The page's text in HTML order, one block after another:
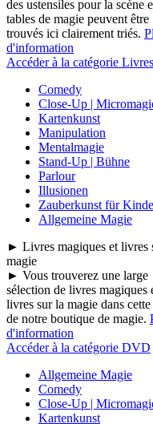
des ustensiles pour la scène
tables de magie peuvent être
trouvés ici clairement triés.
d'information
Accéder à la catégorie Livres
Comedy
Close-Up |
Kartenkunst
Manipulation
Mentalmagie
Stand-Up | Bühne
Parlour
Illusionen
Zauberkunst für
Allgemeine Magie
► Livres magiques et livres
magie
► Vous trouverez une large
sélection de livres magiques
livres sur la magie dans
de notre boutique de magie.
d'information
Accéder à la catégorie DVD
Allgemeine Magie
Comedy
Close-Up |
Kartenkunst